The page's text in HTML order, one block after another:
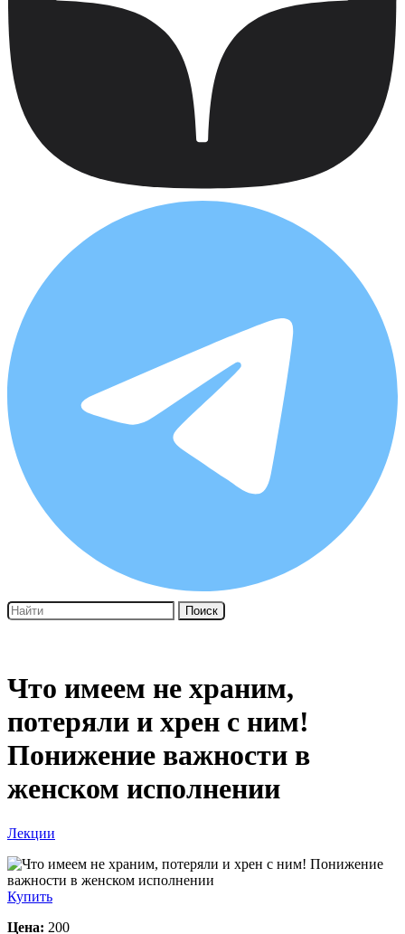
Поиск
Что имеем не храним,
потеряли и хрен с ним!
Понижение важности в
женском исполнении
Лекции
Купить
Цена: 200